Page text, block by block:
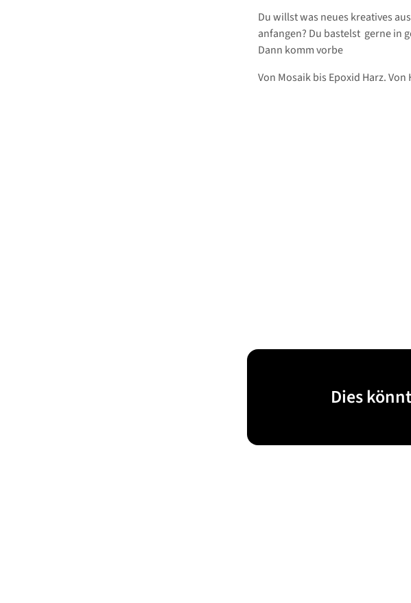
Du willst was neues kreatives
anfangen? Du bastelst gerne in
Dann komm vorbe
Von Mosaik bis Epoxid Harz.
Dies